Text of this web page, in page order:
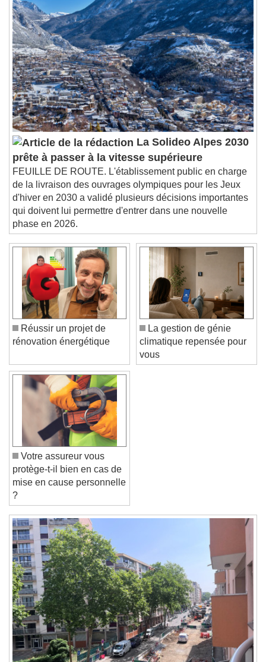
Chapters
Chapters
Descriptions
descriptions off, selected
Subtitles
subtitles settings, opens subtitles
settings dialog
subtitles off, selected
Audio Track
Picture-in-Picture
Fullscreen
This is a modal window.
Beginning of dialog window. Escape will cancel
and close the window.
Text
Color Opacity
Text Background
Color Opacity
Caption Area Background
Color
Font Size
Text Edge Style
Font Family
Reset
Done
Close Modal Dialog
La Solideo Alpes 2030
prête à passer à la vitesse supérieure
FEUILLE DE ROUTE. L'établissement public en charge
de la livraison des ouvrages olympiques pour les Jeux
d'hiver en 2030 a validé plusieurs décisions importantes
qui doivent lui permettre d'entrer dans une nouvelle
phase en 2026.
Réussir un projet de
La gestion de génie
climatique repensée pour
vous
Votre assureur vous
protège-t-il bien en cas de
mise en cause personnelle
?